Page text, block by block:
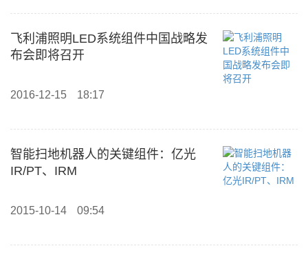
飞利浦照明LED系统组件中国战略发
布会即将召开
2016-12-15 18:17
智能扫地机器人的关键组件：亿光
IR/PT、IRM
2015-10-14 09:54